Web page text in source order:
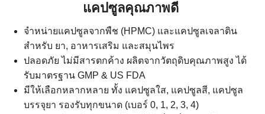
แคปซูลคุณภาพดี
จำหน่ายแคปซูลจากพืช (HPMC) และแคปซูลเจลาติน
สำหรับ ยา, อาหารเสริม และสมุนไพร
ปลอดภัย ไม่มีสารตกค้าง ผลิตจากวัตถุดิบคุณภาพสูง ได้
รับมาตรฐาน GMP & US FDA
มีให้เลือกหลากหลาย ทั้ง แคปซูลใส, แคปซูลสี, แคปซูล
บรรจุยา รองรับทุกขนาด (เบอร์ 0, 1, 2, 3, 4)